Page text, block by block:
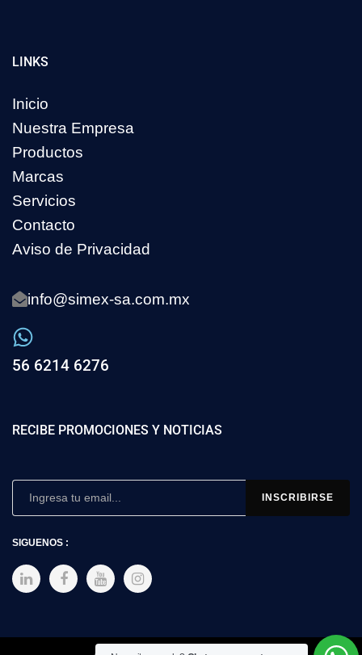
LINKS
Inicio
Nuestra Empresa
Productos
Marcas
Servicios
Contacto
Aviso de Privacidad
info@simex-sa.com.mx
56 6214 6276
RECIBE PROMOCIONES Y NOTICIAS
SIGUENOS :